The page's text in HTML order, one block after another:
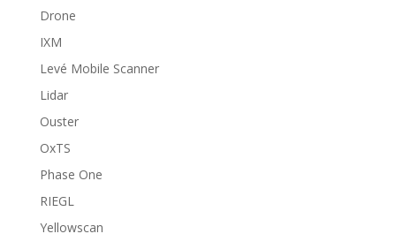
Drone
IXM
Levé Mobile Scanner
Lidar
Ouster
OxTS
Phase One
RIEGL
Yellowscan